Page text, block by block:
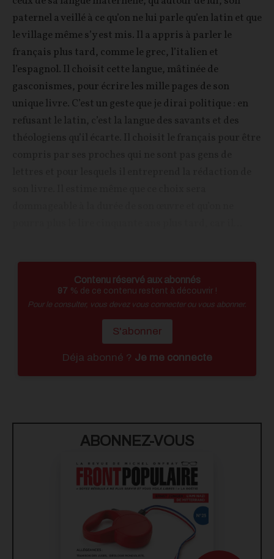
paternel a veillé à ce qu’on ne lui parle qu’en latin et que
le village même s’y est mis. Il a appris à parler le
français plus tard, comme le grec, l’italien et
l’espagnol. Il choisit cette langue, mâtinée de
gasconismes, pour écrire les mille pages de son
unique livre. C’est un geste que je dirai politique : en
refusant le latin, c’est la langue des savants et des
Contenu réservé aux abonnés
97 % de ce contenu restent à découvrir !
Pour le consulter, vous devez vous connecter ou vous abonner.
S'abonner
Déja abonné ? Je me connecte
ABONNEZ-VOUS